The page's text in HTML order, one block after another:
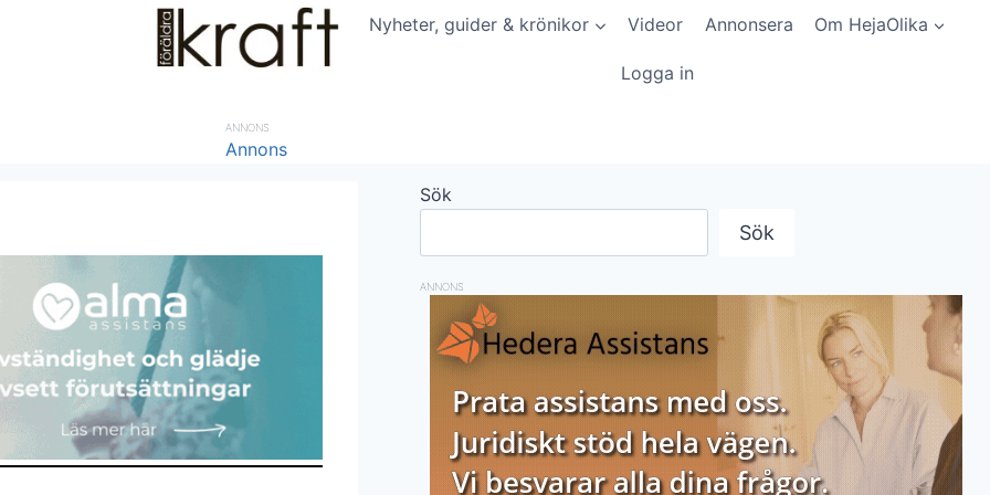
Nyheter, guider & krönikor Videor Annonsera Om HejaOlika
Logga in
ANNONS
Sök
Sök
ANNONS